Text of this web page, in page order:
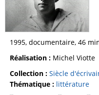
1995, documentaire, 46
Réalisation : Michel Viotte
Collection : Siècle
Thématique : littérature